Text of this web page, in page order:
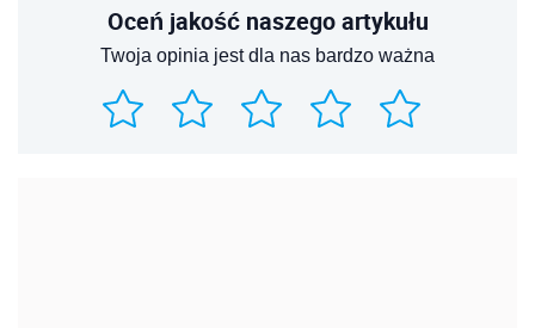
Oceń jakość naszego artykułu
Twoja opinia jest dla nas bardzo ważna